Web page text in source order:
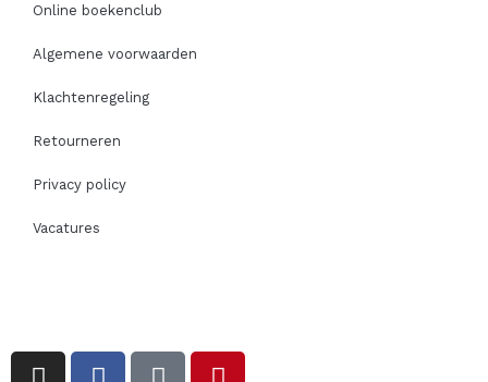
Online boekenclub
Algemene voorwaarden
Klachtenregeling
Retourneren
Privacy policy
Vacatures
I
F
T
P